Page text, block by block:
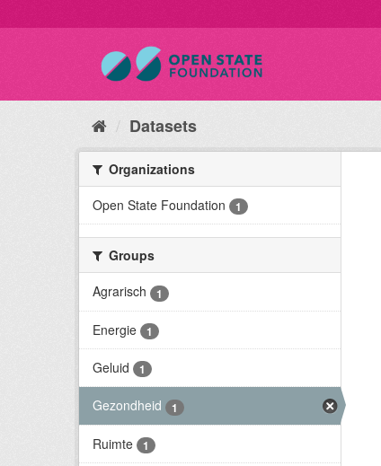
Datasets
Organizations
Open State Foundation
1
Groups
Agrarisch
1
Energie 1
Geluid 1
Gezondheid 1
Ruimte 1